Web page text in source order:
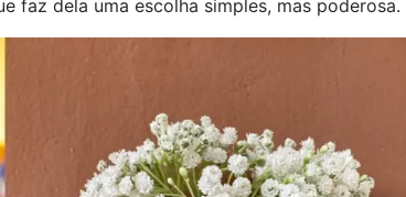
faz dela uma escolha simples, mas poderosa.